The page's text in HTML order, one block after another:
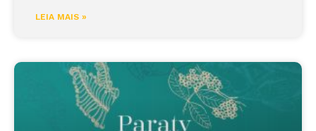
LEIA MAIS »